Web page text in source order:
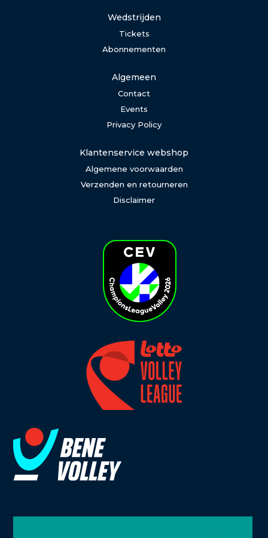
Wedstrijden
Tickets
Abonnementen
Algemeen
Contact
Events
Privacy Policy
Klantenservice webshop
Algemene voorwaarden
Verzenden en retourneren
Disclaimer